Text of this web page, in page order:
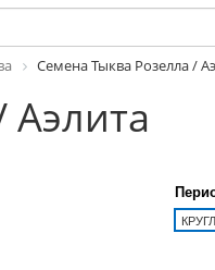
Семена Тыква Розелла /